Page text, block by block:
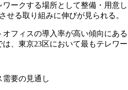
ークする場所として整備・用意
せる取り組みに伸びが見られる。
オフィスの導入率が高い傾向にあ
は、東京23区において最もテレワ
需要の見通し